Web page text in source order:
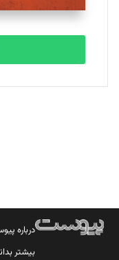
تحریریه
بابک نقاش
تحریریه
درباره
بیشتر